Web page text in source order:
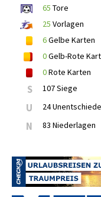
65 Tore
25 Vorlagen
6Gelbe Karten
0Gelb-Rote
0Rote Karten
S 107 Siege
U 24
N 83 Niederlagen